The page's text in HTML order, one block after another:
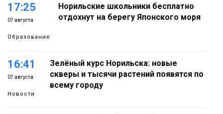
17:25
07 августа
Образование
Норильские школьники бесплатно
отдохнут на берегу Японского моря
16:41
07 августа
Новости
Зелёный курс Норильска: новые
скверы и тысячи растений появятся по
всему городу